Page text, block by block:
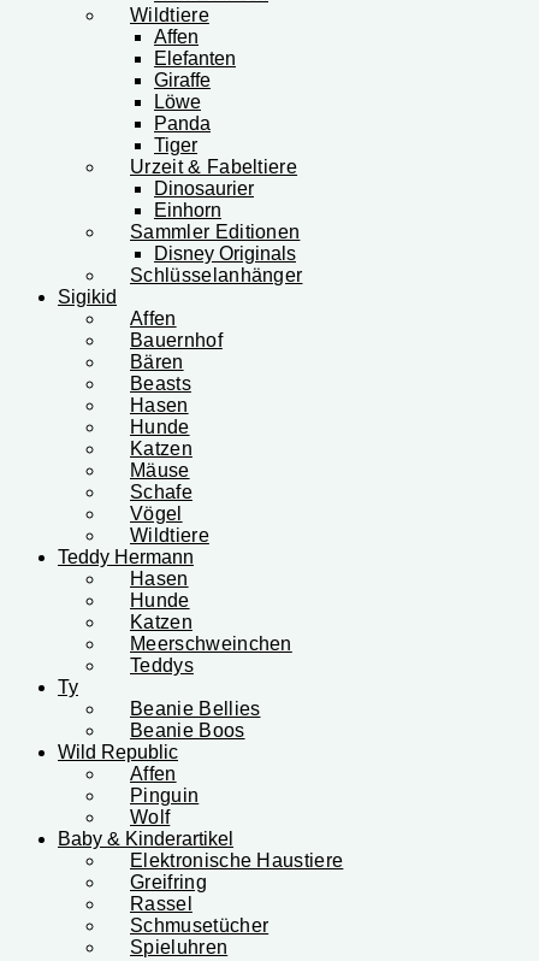
Wildtiere
Affen
Elefanten
Giraffe
Löwe
Panda
Tiger
Urzeit & Fabeltiere
Dinosaurier
Einhorn
Sammler Editionen
Disney Originals
Schlüsselanhänger
Sigikid
Affen
Bauernhof
Bären
Beasts
Hasen
Hunde
Katzen
Mäuse
Schafe
Vögel
Wildtiere
Teddy Hermann
Hasen
Hunde
Katzen
Meerschweinchen
Teddys
Ty
Beanie Bellies
Beanie Boos
Wild Republic
Affen
Pinguin
Wolf
Baby & Kinderartikel
Elektronische Haustiere
Greifring
Rassel
Schmusetücher
Spieluhren